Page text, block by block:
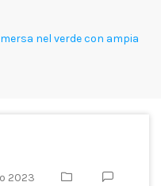
nel verde con ampia
2023